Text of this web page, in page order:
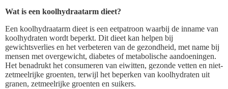
Wat is een koolhydraatarm dieet?
Een koolhydraatarm dieet is een eetpatroon waarbij de inname van
koolhydraten wordt beperkt. Dit dieet kan helpen bij
gewichtsverlies en het verbeteren van de gezondheid, met name bij
mensen met overgewicht, diabetes of metabolische aandoeningen.
Het benadrukt het consumeren van eiwitten, gezonde vetten en niet-
zetmeelrijke groenten, terwijl het beperken van koolhydraten uit
granen, zetmeelrijke groenten en suikers.